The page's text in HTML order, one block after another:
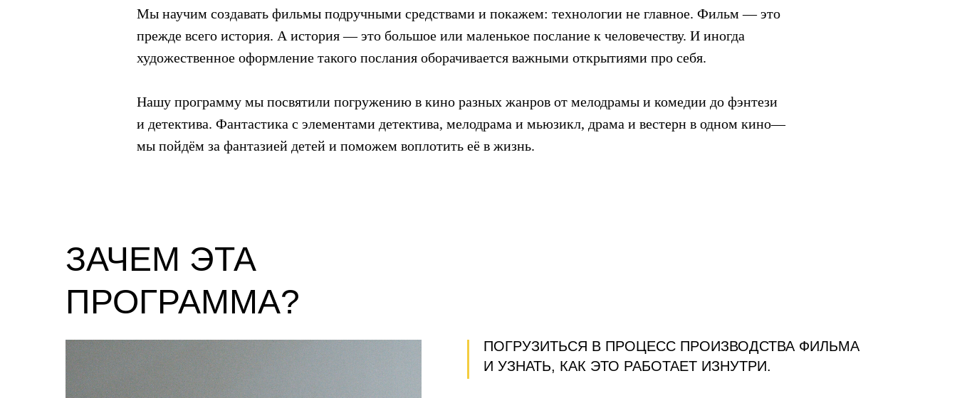
Мы научим создавать фильмы подручными средствами и покажем: технологии не главное. Фильм — это
прежде всего история. А история — это большое или маленькое послание к человечеству. И иногда
художественное оформление такого послания оборачивается важными открытиями про себя.
Нашу программу мы посвятили погружению в кино разных жанров от мелодрамы и комедии до фэнтези
и детектива. Фантастика с элементами детектива, мелодрама и мьюзикл, драма и вестерн в одном кино—
мы пойдём за фантазией детей и поможем воплотить её в жизнь.
ЗАЧЕМ ЭТА
ПРОГРАММА?
ПОГРУЗИТЬСЯ В ПРОЦЕСС ПРОИЗВОДСТВА ФИЛЬМА
И УЗНАТЬ, КАК ЭТО РАБОТАЕТ ИЗНУТРИ.